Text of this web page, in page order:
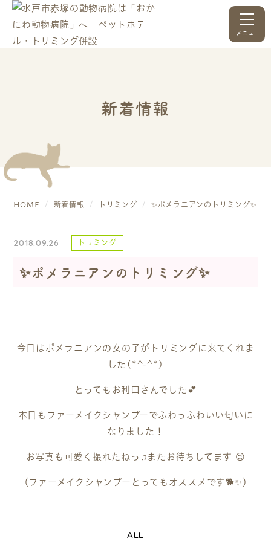
メニュー
新着情報
HOME 新着情報 トリミング ✨ポメラニアンのトリミング✨
2018.09.26 トリミング
✨ポメラニアンのトリミング✨
今日はポメラニアンの女の子がトリミングに来てくれま
した(*^-^*)
とってもお利口さんでした💕
本日もファーメイクシャンプーでふわっふわいい匂いに
なりました！
お写真も可愛く撮れたねっ♫またお待ちしてます 😉
（ファーメイクシャンプーとってもオススメです🐕✨）
ALL